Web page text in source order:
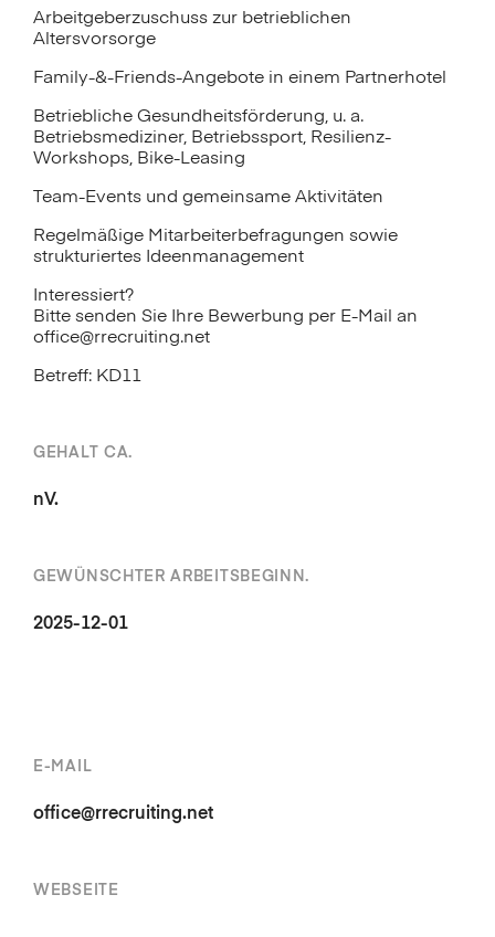
Arbeitgeberzuschuss zur betrieblichen
Altersvorsorge
Family-&-Friends-Angebote in einem Partnerhotel
Betriebliche Gesundheitsförderung, u. a.
Betriebsmediziner, Betriebssport, Resilienz-
Workshops, Bike-Leasing
Team-Events und gemeinsame Aktivitäten
Regelmäßige Mitarbeiterbefragungen sowie
strukturiertes Ideenmanagement
Interessiert?
Bitte senden Sie Ihre Bewerbung per E-Mail an
office@rrecruiting.net
Betreff: KD11
GEHALT CA.
nV.
GEWÜNSCHTER ARBEITSBEGINN.
2025-12-01
E-MAIL
office@rrecruiting.net
WEBSEITE